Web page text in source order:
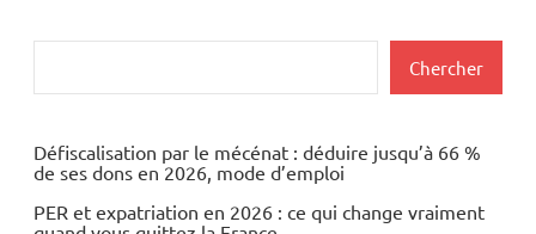
Chercher
Défiscalisation par le mécénat : déduire jusqu’à 66 %
de ses dons en 2026, mode d’emploi
PER et expatriation en 2026 : ce qui change vraiment